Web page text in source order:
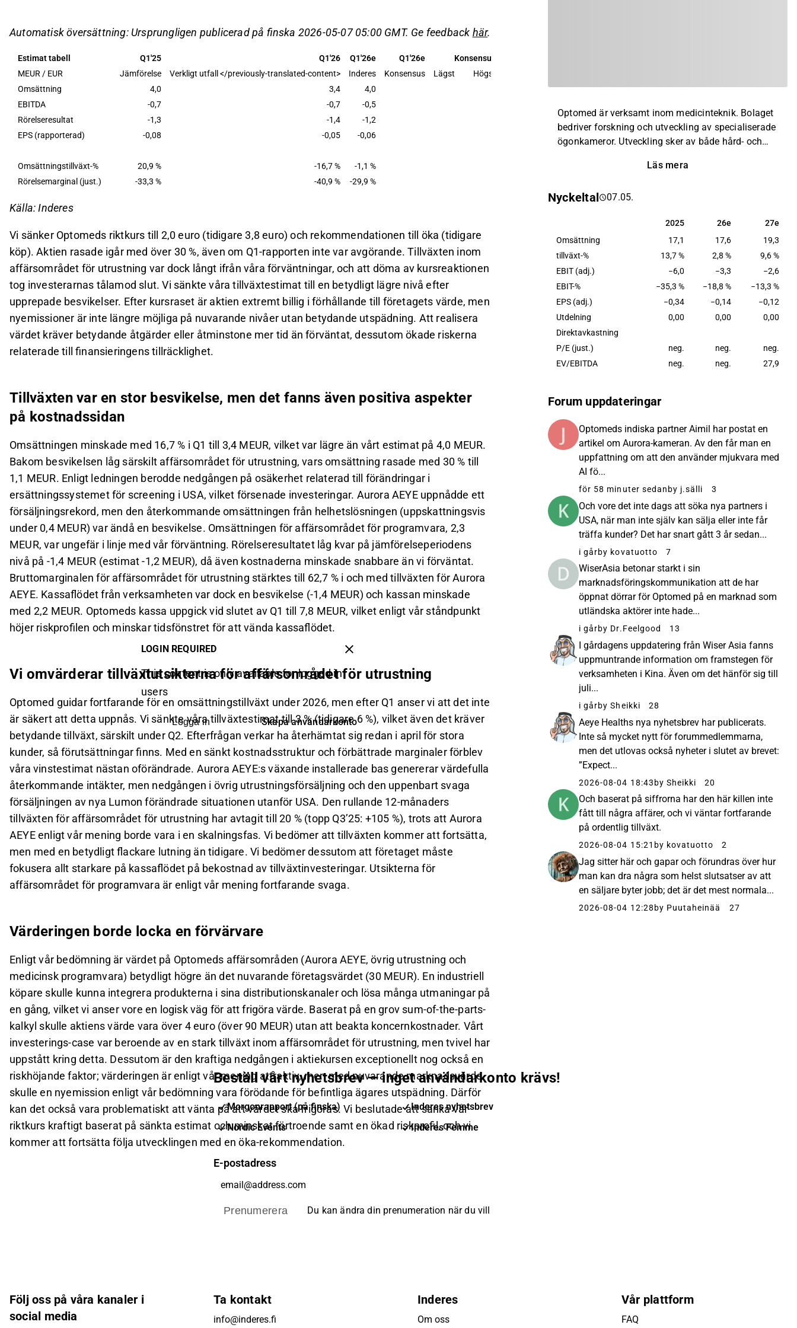
Analytikern sänkte tillväxtestimatet för affärsområdet för utrustning till 3 % och riktkursen till
finansieringsrisker.
Värderingen av Optomeds affärsportfölj anses vara högre än det nuvarande företagsvärdet,
vilket kan locka en förvärvare, men nuvarande marknadsvärde gör nyemissioner
Detta innehåll är skapat av AI. Du kan lämna feedback om det på Inderesforum
Automatisk översättning: Ursprungligen publicerad på finska 2026-05-07 05:00 GMT. Ge feedback här.
Estimat tabell Q1'25 Q1'26 Q1'26e Q1'26e Konsensus
MEUR / EUR
Jämförelse Verkligt utfall </previously-translated-content> Inderes Konsensus Lägst Högst
Omsättning
4,0 3,4 4,0 -16 %
17,6
EBITDA
-0,7 -0,7 -0,5
Rörelseresultat
-1,3 -1,4 -1,2
EPS (rapporterad)
-0,08 -0,05 -0,06
Omsättningstillväxt-% 20,9 % -16,7 % -1,1 %
Rörelsemarginal (just.)
-33,3 % -40,9 % -29,9 %
Källa: Inderes
Vi sänker Optomeds riktkurs till 2,0 euro (tidigare 3,8 euro) och rekommendationen till öka (tidigare
köp). Aktien rasade igår med över 30 %, även om Q1-rapporten inte var avgörande. Tillväxten inom
affärsområdet för utrustning var dock långt ifrån våra förväntningar, och att döma av kursreaktionen
tog investerarnas tålamod slut. Vi sänkte våra tillväxtestimat till en betydligt lägre nivå efter
upprepade besvikelser. Efter kursraset är aktien extremt billig i förhållande till företagets värde, men
nyemissioner är inte längre möjliga på nuvarande nivåer utan betydande utspädning. Att realisera
värdet kräver betydande åtgärder eller åtminstone mer tid än förväntat, dessutom ökade riskerna
relaterade till finansieringens tillräcklighet.
Tillväxten var en stor besvikelse, men det fanns även positiva aspekter
på kostnadssidan
Omsättningen minskade med 16,7 % i Q1 till 3,4 MEUR, vilket var lägre än vårt estimat på 4,0 MEUR.
Bakom besvikelsen låg särskilt affärsområdet för utrustning, vars omsättning rasade med 30 % till
1,1 MEUR. Enligt ledningen berodde nedgången på osäkerhet relaterad till förändringar i
ersättningssystemet för screening i USA, vilket försenade investeringar. Aurora AEYE uppnådde ett
försäljningsrekord, men den återkommande omsättningen från helhetslösningen (uppskattningsvis
under 0,4 MEUR) var ändå en besvikelse. Omsättningen för affärsområdet för programvara, 2,3
MEUR, var ungefär i linje med vår förväntning. Rörelseresultatet låg kvar på jämförelseperiodens
nivå på -1,4 MEUR (estimat -1,2 MEUR), då även kostnaderna minskade snabbare än vi förväntat.
Bruttomarginalen för affärsområdet för utrustning stärktes till 62,7 % i och med tillväxten för Aurora
AEYE. Kassaflödet från verksamheten var dock en besvikelse (-1,4 MEUR) och kassan minskade
med 2,2 MEUR. Optomeds kassa uppgick vid slutet av Q1 till 7,8 MEUR, vilket enligt vår ståndpunkt
höjer riskprofilen och minskar tidsfönstret för att vända kassaflödet.
Vi omvärderar tillväxtutsikterna för affärsområdet för utrustning
Optomed guidar fortfarande för en omsättningstillväxt under 2026, men efter Q1 anser vi att det inte
är säkert att detta uppnås. Vi sänkte våra tillväxtestimat till 3 % (tidigare 6 %), vilket även det kräver
betydande tillväxt, särskilt under Q2. Efterfrågan verkar ha återhämtat sig redan i april för stora
kunder, så förutsättningar finns. Med en sänkt kostnadsstruktur och förbättrade marginaler förblev
våra vinstestimat nästan oförändrade. Aurora AEYE:s växande installerade bas genererar värdefulla
återkommande intäkter, men nedgången i övrig utrustningsförsäljning och den uppenbart svaga
försäljningen av nya Lumon förändrade situationen utanför USA. Den rullande 12-månaders
tillväxten för affärsområdet för utrustning har avtagit till 20 % (topp Q3’25: +105 %), trots att Aurora
AEYE enligt vår mening borde vara i en skalningsfas. Vi bedömer att tillväxten kommer att fortsätta,
men med en betydligt flackare lutning än tidigare. Vi bedömer dessutom att företaget måste
fokusera allt starkare på kassaflödet på bekostnad av tillväxtinvesteringar. Utsikterna för
affärsområdet för programvara är enligt vår mening fortfarande svaga.
Värderingen borde locka en förvärvare
Enligt vår bedömning är värdet på Optomeds affärsområden (Aurora AEYE, övrig utrustning och
medicinsk programvara) betydligt högre än det nuvarande företagsvärdet (30 MEUR). En industriell
köpare skulle kunna integrera produkterna i sina distributionskanaler och lösa många utmaningar på
en gång, vilket vi anser vore en logisk väg för att frigöra värde. Baserat på en grov sum-of-the-parts-
kalkyl skulle aktiens värde vara över 4 euro (över 90 MEUR) utan att beakta koncernkostnader. Vårt
investerings-case var beroende av en stark tillväxt inom affärsområdet för utrustning, men tvivel har
uppstått kring detta. Dessutom är den kraftiga nedgången i aktiekursen exceptionellt nog också en
riskhöjande faktor; värderingen är enligt vår mening attraktiv, men med nuvarande marknadsvärde
skulle en nyemission enligt vår bedömning vara förödande för befintliga ägares utspädning. Därför
kan det också vara problematiskt att vänta på att värdet ska frigöras. Vi beslutade att sänka vår
riktkurs kraftigt baserat på sänkta estimat och minskat förtroende samt en ökad riskprofil, och vi
kommer att fortsätta följa utvecklingen med en öka-rekommendation.
LOGIN REQUIRED
This content is only available for logged in
users
Logga in Skapa användarkonto
Optomed är verksamt inom medicinteknik. Bolaget
bedriver forskning och utveckling av specialiserade
ögonkameror. Utveckling sker av både hård- och
Verksamhet innehas på global nivå, med störst
består av forskningsinstitut samt sjukhus. Bolaget
Läs mera
Nyckeltal 07.05.
2025 26e 27e
2025 26e
27e
Omsättning
17,1 17,6
19,3
tillväxt-%
13,7 % 2,8 %
9,6 %
EBIT (adj.)
−6,0 −3,3
−2,6
EBIT-%
−35,3 % −18,8 %
−13,3 %
EPS (adj.)
−0,34 −0,14
−0,12
Utdelning
0,00 0,00
0,00
Direktavkastning
P/E (just.)
neg. neg.
neg.
EV/EBITDA
neg. neg. 27,9
Forum uppdateringar
Optomeds indiska partner Aimil har postat en
artikel om Aurora-kameran. Av den får man en
uppfattning om att den använder mjukvara med
AI fö...
för 58 minuter sedan by j.sälli 3
Och vore det inte dags att söka nya partners i
USA, när man inte själv kan sälja eller inte får
träffa kunder? Det har snart gått 3 år sedan...
i gårby kovatuotto 7
WiserAsia betonar starkt i sin
marknadsföringskommunikation att de har
öppnat dörrar för Optomed på en marknad som
utländska aktörer inte hade...
i gårby Dr.Feelgood 13
I gårdagens uppdatering från Wiser Asia fanns
uppmuntrande information om framstegen för
verksamheten i Kina. Även om det hänför sig till
juli...
i gårby Sheikki 28
Aeye Healths nya nyhetsbrev har publicerats.
Inte så mycket nytt för forummedlemmarna,
men det utlovas också nyheter i slutet av brevet:
”Expect...
2026-08-04 18:43by Sheikki 20
Och baserat på siffrorna har den här killen inte
fått till några affärer, och vi väntar fortfarande
på ordentlig tillväxt.
2026-08-04 15:21 by kovatuotto 2
Jag sitter här och gapar och förundras över hur
man kan dra några som helst slutsatser av att
en säljare byter jobb; det är det mest normala...
2026-08-04 12:28 by Puutaheinää 27
Beställ vårt nyhetsbrev — inget användarkonto krävs!
Morgonrapport (på finska)
Inderes nyhetsbrev
Nordic Events
Inderes Femme
E-postadress
Prenumerera Du kan ändra din prenumeration när du vill
Följ oss på våra kanaler i
social media
Ta kontakt
info@inderes.fi
Inderes
Om oss
Vår plattform
FAQ